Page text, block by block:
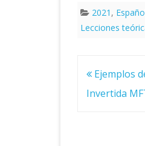
2021 ,
Lecciones
Navegación
de
entradas
Ejemplos
Invertida